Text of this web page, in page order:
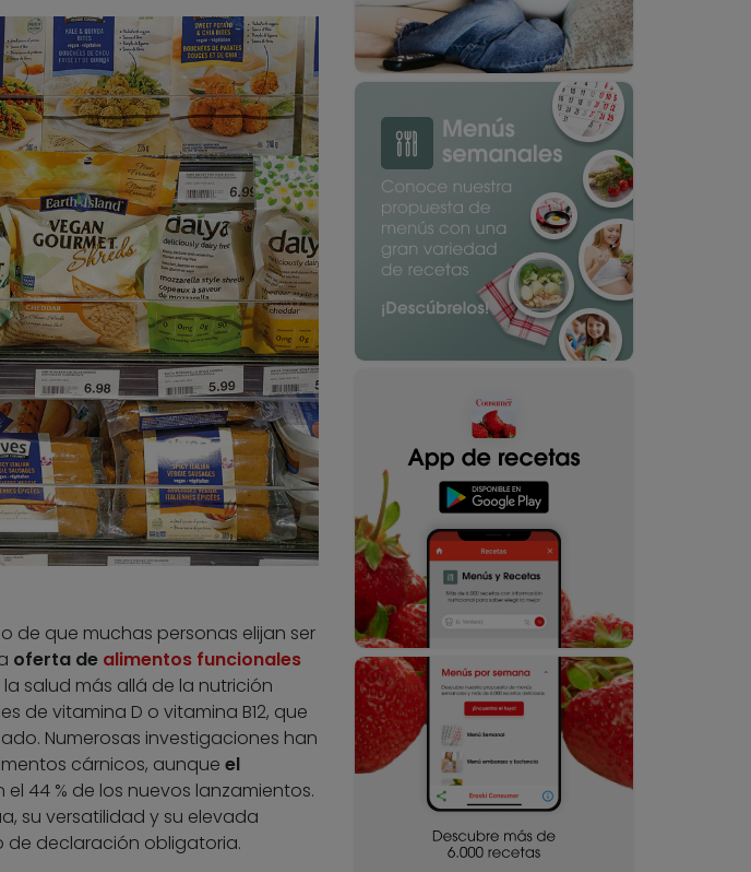
de que muchas personas elijan ser
oferta de alimentos funcionales
salud más allá de la nutrición
de vitamina D o vitamina B12, que
Numerosas investigaciones han
cárnicos, aunque el
el 44 % de los nuevos lanzamientos.
su versatilidad y su elevada
de declaración obligatoria.